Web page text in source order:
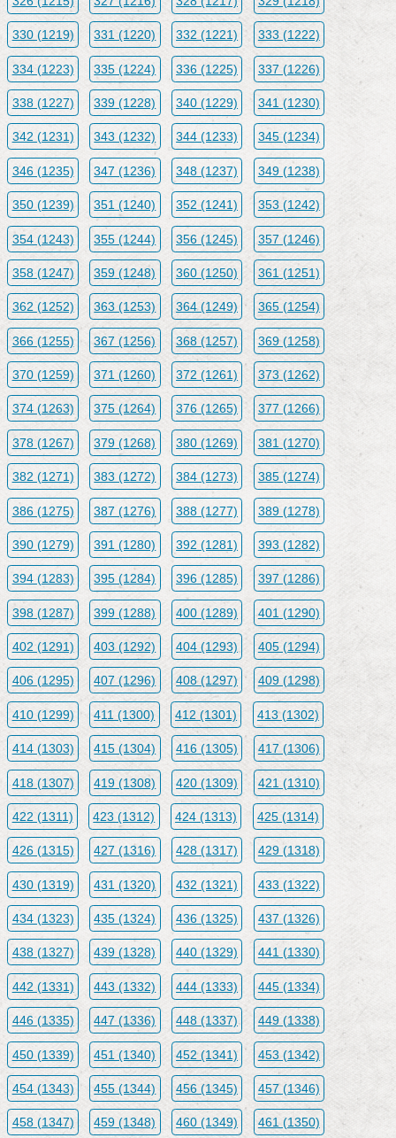
330 (1219) 331 (1220) 332 (1221) 333 (1222)
334 (1223) 335 (1224) 336 (1225) 337 (1226)
338 (1227) 339 (1228) 340 (1229) 341 (1230)
342 (1231) 343 (1232) 344 (1233) 345 (1234)
346 (1235) 347 (1236) 348 (1237) 349 (1238)
350 (1239) 351 (1240) 352 (1241) 353 (1242)
354 (1243) 355 (1244) 356 (1245) 357 (1246)
358 (1247) 359 (1248) 360 (1250) 361 (1251)
362 (1252) 363 (1253) 364 (1249) 365 (1254)
366 (1255) 367 (1256) 368 (1257) 369 (1258)
370 (1259) 371 (1260) 372 (1261) 373 (1262)
374 (1263) 375 (1264) 376 (1265) 377 (1266)
378 (1267) 379 (1268) 380 (1269) 381 (1270)
382 (1271) 383 (1272) 384 (1273) 385 (1274)
386 (1275) 387 (1276) 388 (1277) 389 (1278)
390 (1279) 391 (1280) 392 (1281) 393 (1282)
394 (1283) 395 (1284) 396 (1285) 397 (1286)
398 (1287) 399 (1288) 400 (1289) 401 (1290)
402 (1291) 403 (1292) 404 (1293) 405 (1294)
406 (1295) 407 (1296) 408 (1297) 409 (1298)
410 (1299) 411 (1300) 412 (1301) 413 (1302)
414 (1303) 415 (1304) 416 (1305) 417 (1306)
418 (1307) 419 (1308) 420 (1309) 421 (1310)
422 (1311) 423 (1312) 424 (1313) 425 (1314)
426 (1315) 427 (1316) 428 (1317) 429 (1318)
430 (1319) 431 (1320) 432 (1321) 433 (1322)
434 (1323) 435 (1324) 436 (1325) 437 (1326)
438 (1327) 439 (1328) 440 (1329) 441 (1330)
442 (1331) 443 (1332) 444 (1333) 445 (1334)
446 (1335) 447 (1336) 448 (1337) 449 (1338)
450 (1339) 451 (1340) 452 (1341) 453 (1342)
454 (1343) 455 (1344) 456 (1345) 457 (1346)
458 (1347) 459 (1348) 460 (1349) 461 (1350)